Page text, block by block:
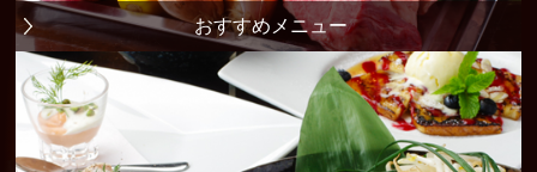
おすすめメニュー